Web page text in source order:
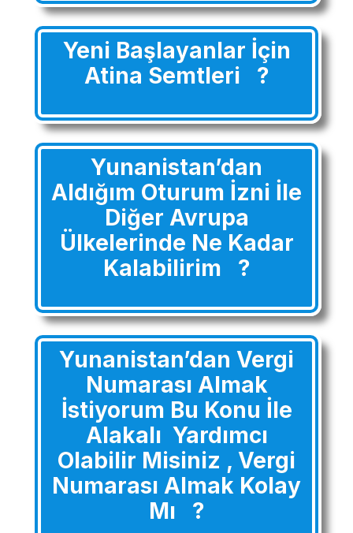
Yeni Başlayanlar İçin
Atina Semtleri ?
Yunanistan’dan
Aldığım Oturum İzni İle
Diğer Avrupa
Ülkelerinde Ne Kadar
Kalabilirim ?
Yunanistan’dan Vergi
Numarası Almak
İstiyorum Bu Konu İle
Alakalı Yardımcı
Olabilir Misiniz , Vergi
Numarası Almak Kolay
Mı ?